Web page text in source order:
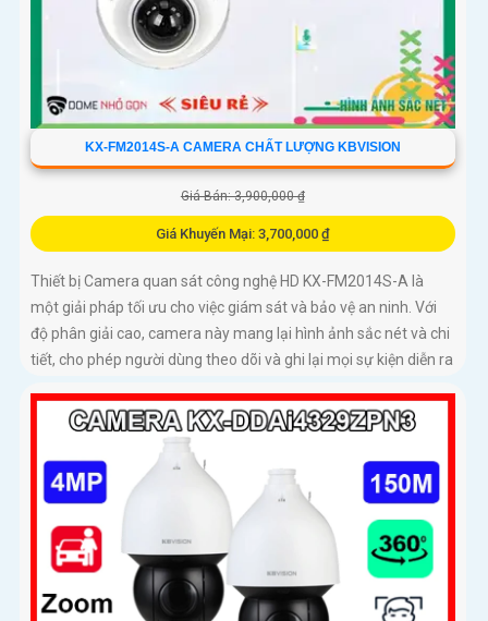
KX-FM2014S-A CAMERA CHẤT LƯỢNG KBVISION
Giá Bán: 3,900,000 ₫
Giá Khuyến Mại: 3,700,000 ₫
Thiết bị Camera quan sát công nghệ HD KX-FM2014S-A là
một giải pháp tối ưu cho việc giám sát và bảo vệ an ninh. Với
độ phân giải cao, camera này mang lại hình ảnh sắc nét và chi
tiết, cho phép người dùng theo dõi và ghi lại mọi sự kiện diễn ra